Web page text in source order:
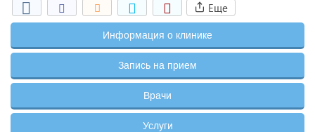
Еще
Информация о клинике
Запись на прием
Врачи
Услуги